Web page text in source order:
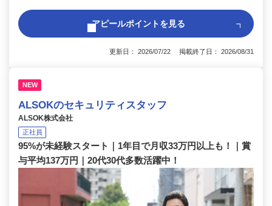
アピールポイントを見る
更新日： 2026/07/22 掲載終了日： 2026/08/31
NEW
ALSOKのセキュリティスタッフ
ALSOK株式会社
正社員
95%が未経験スタート｜1年目で月収33万円以上も！｜賞
与平均137万円｜20代30代多数活躍中！